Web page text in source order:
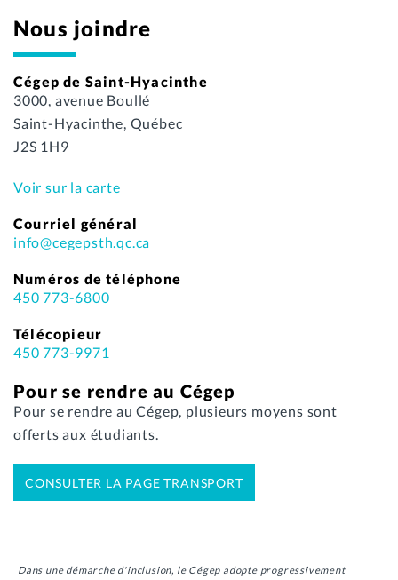
Nous joindre
Cégep de Saint-Hyacinthe
3000, avenue Boullé
Saint-Hyacinthe, Québec
J2S 1H9
Voir sur la carte
Courriel général
info@cegepsth.qc.ca
Numéros de téléphone
450 773-6800
Télécopieur
450 773-9971
Pour se rendre au Cégep
Pour se rendre au Cégep, plusieurs moyens sont
offerts aux étudiants.
CONSULTER LA PAGE TRANSPORT
Dans une démarche d'inclusion, le Cégep adopte progressivement